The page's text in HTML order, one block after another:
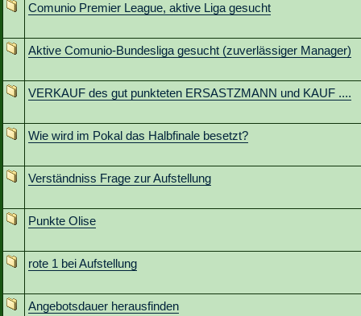
Comunio Premier League, aktive Liga gesucht
Aktive Comunio-Bundesliga gesucht (zuverlässiger Manager)
VERKAUF des gut punkteten ERSASTZMANN und KAUF ....
Wie wird im Pokal das Halbfinale besetzt?
Verständniss Frage zur Aufstellung
Punkte Olise
rote 1 bei Aufstellung
Angebotsdauer herausfinden